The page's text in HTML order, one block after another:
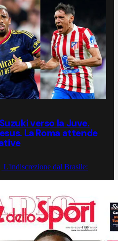
verso la Juve.
La Roma attende
L'indiscrezione dal Brasile: